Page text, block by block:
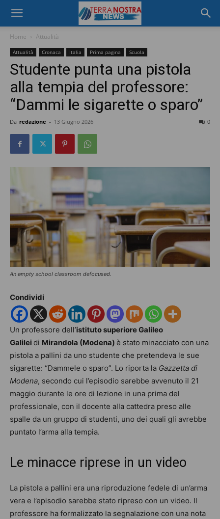
Home Attualità
Attualità Cronaca Italia Prima pagina Scuola
Studente punta una pistola
alla tempia del professore:
“Dammi le sigarette o sparo”
Da redazione - 13 Giugno 2026 0
An empty school classroom defocused.
Condividi
Un professore dell’istituto superiore Galileo
Galilei di Mirandola (Modena) è stato minacciato con una
pistola a pallini da uno studente che pretendeva le sue
sigarette: “Dammele o sparo”. Lo riporta la Gazzetta di
Modena, secondo cui l’episodio sarebbe avvenuto il 21
maggio durante le ore di lezione in una prima del
professionale, con il docente alla cattedra preso alle
spalle da un gruppo di studenti, uno dei quali gli avrebbe
puntato l’arma alla tempia.
Le minacce riprese in un video
La pistola a pallini era una riproduzione fedele di un’arma
vera e l’episodio sarebbe stato ripreso con un video. Il
professore ha formalizzato la segnalazione con una nota